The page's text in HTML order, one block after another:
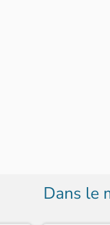
Dans le